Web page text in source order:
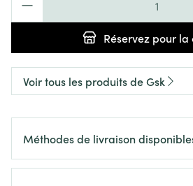
Réservez pour la
Voir tous les produits de Gsk
Méthodes de livraison